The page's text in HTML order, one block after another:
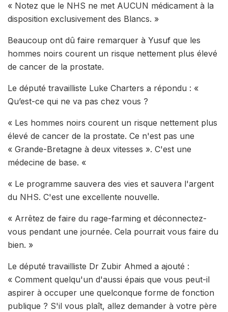
« Notez que le NHS ne met AUCUN médicament à la
disposition exclusivement des Blancs. »
Beaucoup ont dû faire remarquer à Yusuf que les
hommes noirs courent un risque nettement plus élevé
de cancer de la prostate.
Le député travailliste Luke Charters a répondu : «
Qu’est-ce qui ne va pas chez vous ?
« Les hommes noirs courent un risque nettement plus
élevé de cancer de la prostate. Ce n'est pas une
« Grande-Bretagne à deux vitesses ». C'est une
médecine de base. «
« Le programme sauvera des vies et sauvera l'argent
du NHS. C'est une excellente nouvelle.
« Arrêtez de faire du rage-farming et déconnectez-
vous pendant une journée. Cela pourrait vous faire du
bien. »
Le député travailliste Dr Zubir Ahmed a ajouté :
« Comment quelqu'un d'aussi épais que vous peut-il
aspirer à occuper une quelconque forme de fonction
publique ? S'il vous plaît, allez demander à votre père